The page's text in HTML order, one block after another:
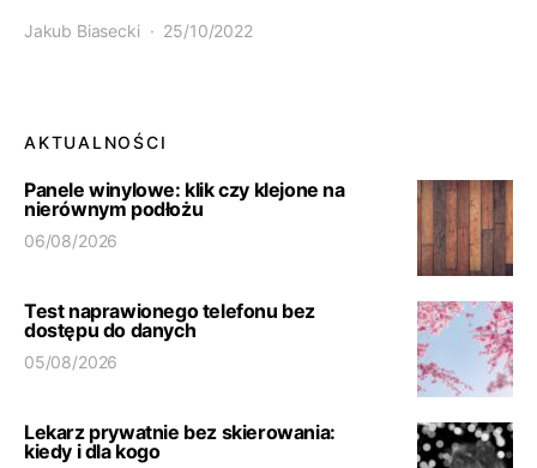
Jakub Biasecki 25/10/2022
AKTUALNOŚCI
Panele winylowe: klik czy klejone na
nierównym podłożu
06/08/2026
Test naprawionego telefonu bez
dostępu do danych
05/08/2026
Lekarz prywatnie bez skierowania:
kiedy i dla kogo